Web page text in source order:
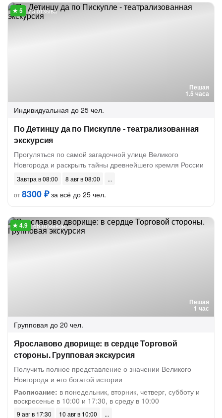
Пешая
1.5 часа
73 отзыва
Индивидуальная до 25 чел.
По Детинцу да по Пискупле - театрализованная
экскурсия
Прогуляться по самой загадочной улице Великого
Новгорода и раскрыть тайны древнейшего кремля России
Завтра в 08:00
8 авг в 08:00
от8300 ₽за всё до 25 чел.
Пешая
1 час
66 отзывов
Групповая до 20 чел.
Ярославово дворище: в сердце Торговой
стороны. Групповая экскурсия
Получить полное представление о значении Великого
Новгорода и его богатой истории
Расписание: в понедельник, вторник, четверг, субботу и
воскресенье в 10:00 и 17:30, в среду в 10:00
9 авг в 17:30 10 авг в 10:00